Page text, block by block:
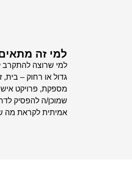
למי זה
למי שרוצה
גדול או רחוק – בית,
מספקת, פרויקט אישי
שמוכן/ה להפסיק
אמיתית לקראת מה